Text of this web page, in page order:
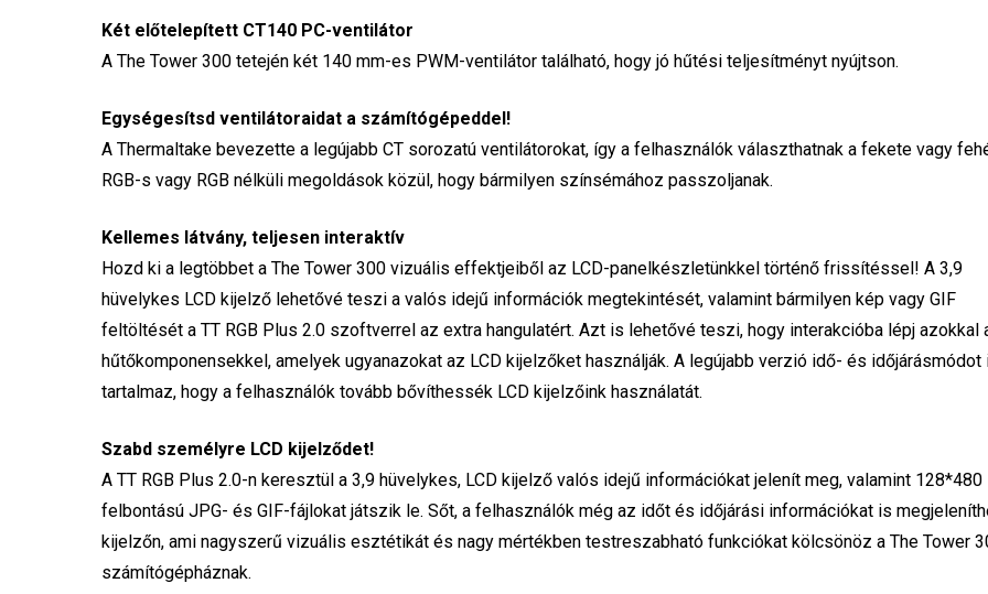
Két előtelepített CT140 PC-ventilátor
A The Tower 300 tetején két 140 mm-es PWM-ventilátor található, hogy jó hűtési teljesítményt nyújtson.
Egységesítsd ventilátoraidat a számítógépeddel!
A Thermaltake bevezette a legújabb CT sorozatú ventilátorokat, így a felhasználók választhatnak a fekete vagy
RGB-s vagy RGB nélküli megoldások közül, hogy bármilyen színsémához passzoljanak.
Kellemes látvány, teljesen interaktív
Hozd ki a legtöbbet a The Tower 300 vizuális effektjeiből az LCD-panelkészletünkkel történő frissítéssel! A 3,9
hüvelykes LCD kijelző lehetővé teszi a valós idejű információk megtekintését, valamint bármilyen kép vagy GIF
feltöltését a TT RGB Plus 2.0 szoftverrel az extra hangulatért. Azt is lehetővé teszi, hogy interakcióba lépj azokkal
hűtőkomponensekkel, amelyek ugyanazokat az LCD kijelzőket használják. A legújabb verzió idő- és időjárásmódot
tartalmaz, hogy a felhasználók tovább bővíthessék LCD kijelzőink használatát.
Szabd személyre LCD kijelződet!
A TT RGB Plus 2.0-n keresztül a 3,9 hüvelykes, LCD kijelző valós idejű információkat jelenít meg, valamint 128*480
felbontású JPG- és GIF-fájlokat játszik le. Sőt, a felhasználók még az időt és időjárási információkat is
kijelzőn, ami nagyszerű vizuális esztétikát és nagy mértékben testreszabható funkciókat kölcsönöz a The Tower
számítógépháznak.